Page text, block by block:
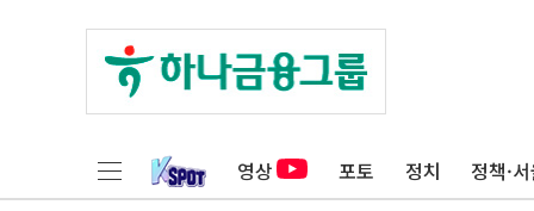
영상 포토 정치 정책·